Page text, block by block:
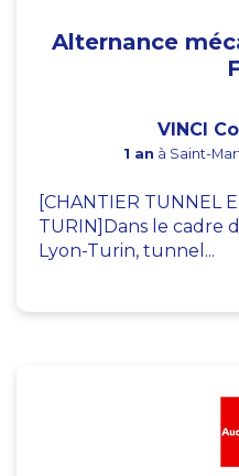
Alternance
VINCI
1 an à Saint-
[CHANTIER TUNNEL
TURIN]Dans le cadre
Lyon-Turin, tunnel...